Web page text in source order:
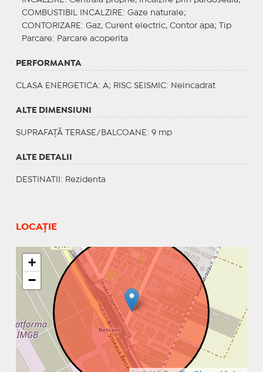
COMBUSTIBIL INCALZIRE : Gaze naturale;
CONTORIZARE : Gaz, Curent electric, Contor apa;
Tip
Parcare: Parcare acoperita
PERFORMANTA
CLASA ENERGETICA: A; RISC SEISMIC: Neincadrat
ALTE DIMENSIUNI
SUPRAFAȚĂ TERASE/BALCOANE: 9 mp
ALTE DETALII
DESTINATII : Rezidenta
LOCAȚIE
+
−